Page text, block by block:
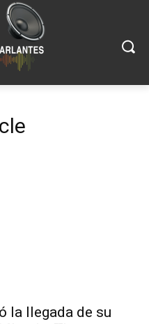
la llegada de su